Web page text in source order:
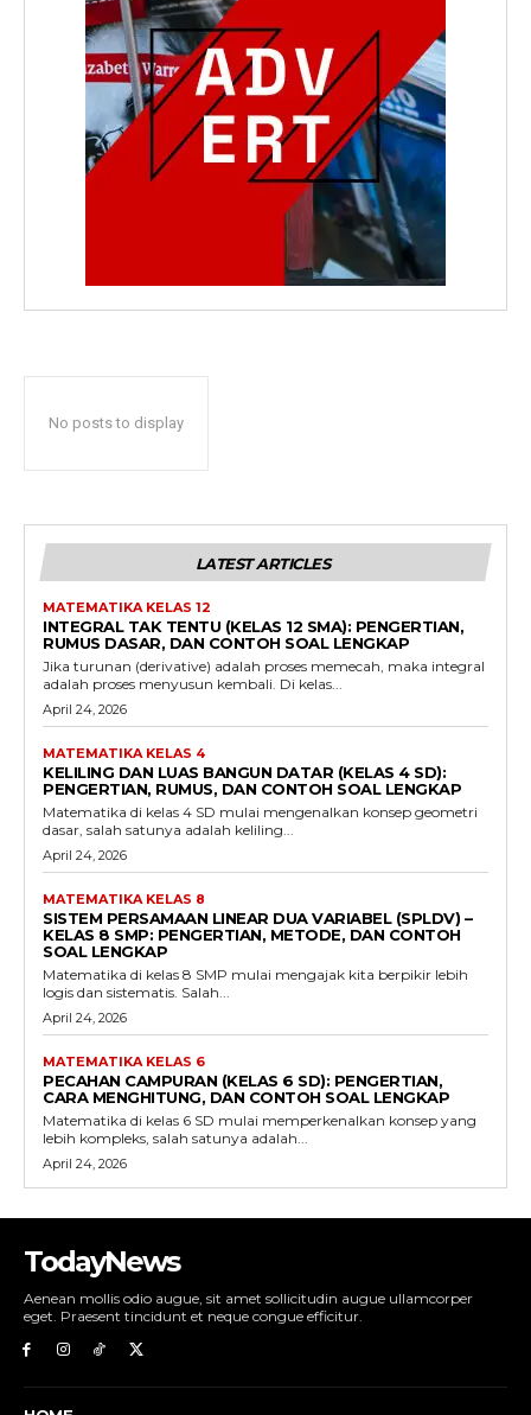
No posts to display
LATEST ARTICLES
MATEMATIKA KELAS 12
INTEGRAL TAK TENTU (KELAS 12 SMA): PENGERTIAN,
RUMUS DASAR, DAN CONTOH SOAL LENGKAP
Jika turunan (derivative) adalah proses memecah, maka integral
adalah proses menyusun kembali. Di kelas...
April 24, 2026
MATEMATIKA KELAS 4
KELILING DAN LUAS BANGUN DATAR (KELAS 4 SD):
PENGERTIAN, RUMUS, DAN CONTOH SOAL LENGKAP
Matematika di kelas 4 SD mulai mengenalkan konsep geometri
dasar, salah satunya adalah keliling...
April 24, 2026
MATEMATIKA KELAS 8
SISTEM PERSAMAAN LINEAR DUA VARIABEL (SPLDV) –
KELAS 8 SMP: PENGERTIAN, METODE, DAN CONTOH
SOAL LENGKAP
Matematika di kelas 8 SMP mulai mengajak kita berpikir lebih
logis dan sistematis. Salah...
April 24, 2026
MATEMATIKA KELAS 6
PECAHAN CAMPURAN (KELAS 6 SD): PENGERTIAN,
CARA MENGHITUNG, DAN CONTOH SOAL LENGKAP
Matematika di kelas 6 SD mulai memperkenalkan konsep yang
lebih kompleks, salah satunya adalah...
April 24, 2026
TodayNews
Aenean mollis odio augue, sit amet sollicitudin augue ullamcorper
eget. Praesent tincidunt et neque congue efficitur.